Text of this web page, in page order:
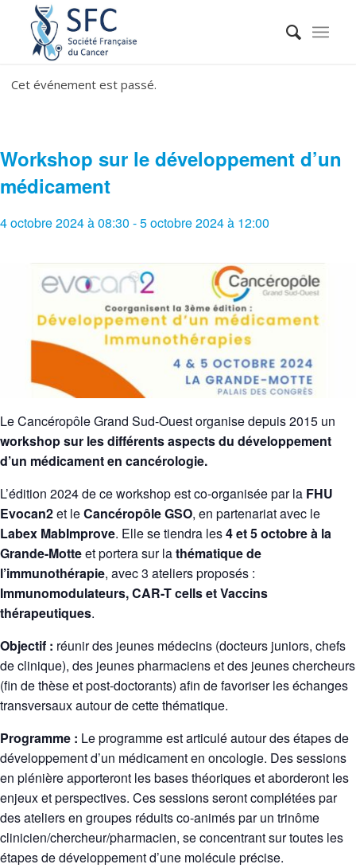
Cet événement est passé.
Workshop sur le développement d’un
médicament
4 octobre 2024 à 08:30 -5 octobre 2024 à 12:00
Le Cancéropôle Grand Sud-Ouest organise depuis 2015 un
workshop sur les différents aspects du développement
d’un médicament en cancérologie.
L’édition 2024 de ce workshop est co-organisée par la FHU
Evocan2et leCancéropôle GSO, en partenariat avec le
Labex MabImprove. Elle se tiendra les4 et 5 octobreà la
Grande-Motteet portera sur lathématique de
l’immunothérapie, avec 3 ateliers proposés :
Immunomodulateurs, CAR-T cells et Vaccins
thérapeutiques.
Objectif : réunir des jeunes médecins (docteurs juniors, chefs
de clinique), des jeunes pharmaciens et des jeunes chercheurs
(fin de thèse et post-doctorants) afin de favoriser les échanges
transversaux autour de cette thématique.
Programme : Le programme est articulé autour des étapes de
développement d’un médicament en oncologie. Des sessions
en plénière apporteront les bases théoriques et aborderont les
enjeux et perspectives. Ces sessions seront complétées par
des ateliers en groupes réduits co-animés par un trinôme
clinicien/chercheur/pharmacien, se concentrant sur toutes les
étapes de développement d’une molécule précise.